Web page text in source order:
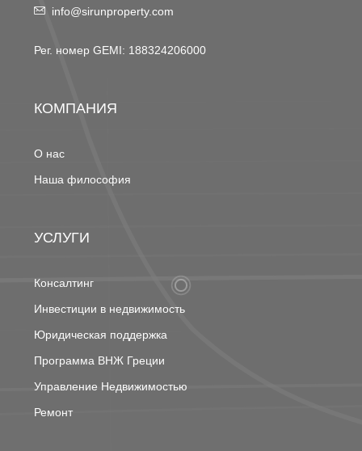
info@sirunproperty.com
Рег. номер GEMI: 188324206000
КОМПАНИЯ
О нас
Наша философия
УСЛУГИ
Консалтинг
Инвестиции в недвижимость
Юридическая поддержка
Программа ВНЖ Греции
Управление Недвижимостью
Ремонт